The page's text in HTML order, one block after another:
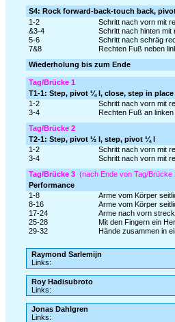
S4: Rock forward-back-touch back,
1-2
Schritt nach vorn mit
&3-4
Schritt nach hinten
5-6
Schritt nach schräg
7&8
Rechten Fuß neben
Wiederholung bis zum Ende
Tag/Brücke 1
T1-1: Step, pivot ¼ l, close, step in place
1-2
Schritt nach vorn mit
3-4
Rechten Fuß an
Tag/Brücke 2
T2-1: Step, pivot ½ l, step, pivot ¼ l
1-2
Schritt nach vorn mit
3-4
Schritt nach vorn mit
Tag/Brücke 3 (nach Ende von Tag/Brücke
Performance
1-8
Arme vom Körper
8-16
Arme vom Körper
17-24
Arme nach vorn
25-28
Mit den Fingern ein
29-32
Hände zusammen in
Raymond Sarlemijn
Links:
Roy Hadisubroto
Links:
Jonas Dahlgren
Links: